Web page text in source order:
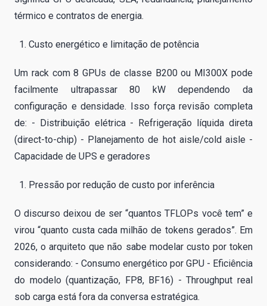
térmico e contratos de energia.
Custo energético e limitação de potência
Um rack com 8 GPUs de classe B200 ou MI300X pode
facilmente ultrapassar 80 kW dependendo da
configuração e densidade. Isso força revisão completa
de: - Distribuição elétrica - Refrigeração líquida direta
(direct-to-chip) - Planejamento de hot aisle/cold aisle -
Capacidade de UPS e geradores
Pressão por redução de custo por inferência
O discurso deixou de ser “quantos TFLOPs você tem” e
virou “quanto custa cada milhão de tokens gerados”. Em
2026, o arquiteto que não sabe modelar custo por token
considerando: - Consumo energético por GPU - Eficiência
do modelo (quantização, FP8, BF16) - Throughput real
sob carga está fora da conversa estratégica.